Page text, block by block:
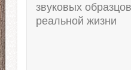
звуковых
реальной жизни